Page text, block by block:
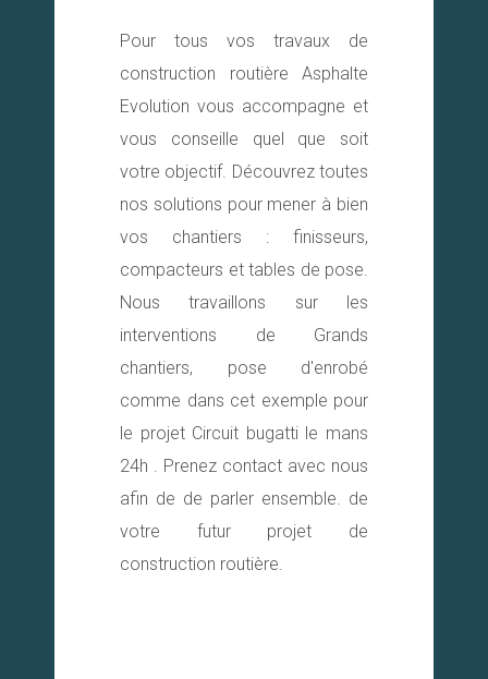
Pour tous vos travaux de
construction routière Asphalte
Evolution vous accompagne et
vous conseille quel que soit
votre objectif. Découvrez toutes
nos solutions pour mener à bien
vos chantiers : finisseurs,
compacteurs et tables de pose.
Nous travaillons sur les
interventions de Grands
chantiers, pose d'enrobé
comme dans cet exemple pour
le projet Circuit bugatti le mans
24h . Prenez contact avec nous
afin de de parler ensemble. de
votre futur projet de
construction routière.